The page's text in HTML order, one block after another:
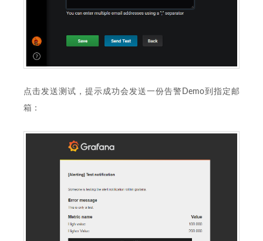
点击发送测试，提示成功会发送一份告警Demo到指定邮
箱：